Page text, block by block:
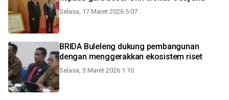
Selasa, 17 Maret 2026 5:07
BRIDA Buleleng dukung pembangunan
dengan menggerakkan ekosistem riset
Selasa, 3 Maret 2026 1:10